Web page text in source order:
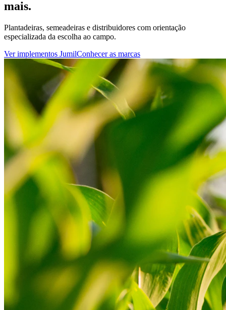
mais.
Plantadeiras, semeadeiras e distribuidores com orientação
especializada da escolha ao campo.
Ver implementos JumilConhecer as marcas